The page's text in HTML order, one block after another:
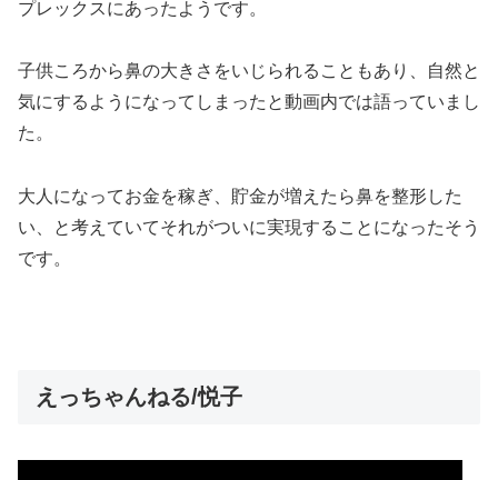
プレックスにあったようです。
子供ころから鼻の大きさをいじられることもあり、自然と
気にするようになってしまったと動画内では語っていまし
た。
大人になってお金を稼ぎ、貯金が増えたら鼻を整形した
い、と考えていてそれがついに実現することになったそう
です。
えっちゃんねる/悦子